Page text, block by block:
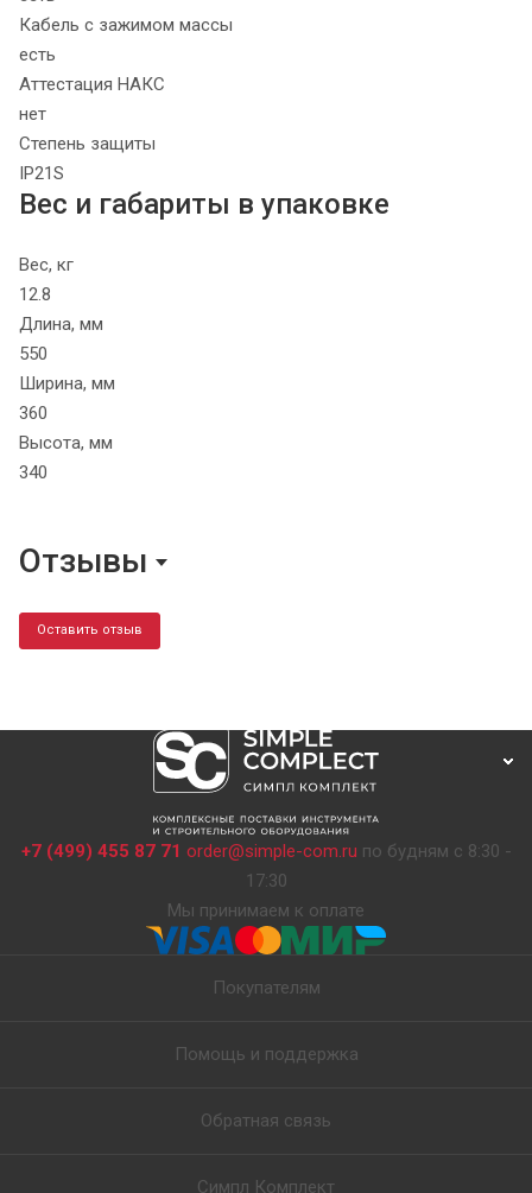
Кабель с зажимом массы
есть
Аттестация НАКС
нет
Степень защиты
IP21S
Вес и габариты в упаковке
Вес, кг
12.8
Длина, мм
550
Ширина, мм
360
Высота, мм
340
Отзывы
Оставить отзыв
+7 (499) 455 87 71 order@simple-com.ru по будням с 8:30 -
17:30
Мы принимаем к оплате
Покупателям
Помощь и поддержка
Обратная связь
Симпл Комплект